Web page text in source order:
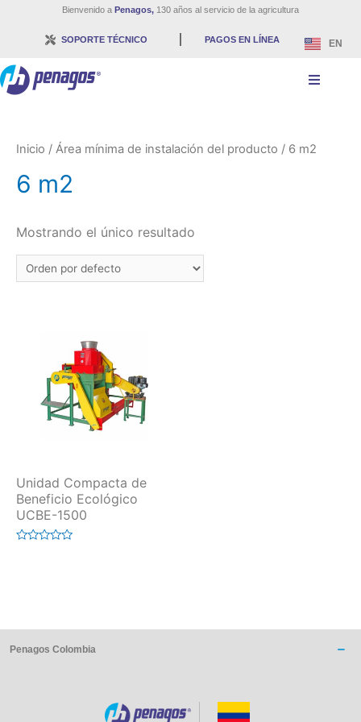
Bienvenido a Penagos, 130 años al servicio de la agricultura
SOPORTE TÉCNICO PAGOS EN LÍNEA EN
Inicio / Área mínima de instalación del producto / 6 m2
6 m2
Mostrando el único resultado
Unidad Compacta de
Beneficio Ecológico
UCBE-1500
Penagos Colombia